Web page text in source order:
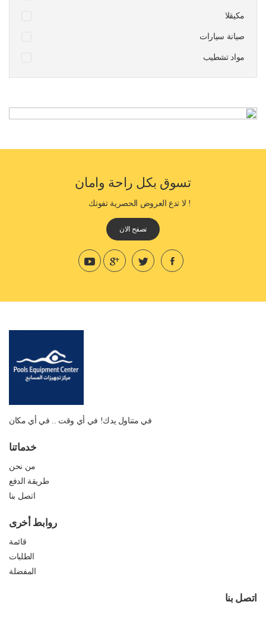
مكيقلا
صيانة سيارات
مواد تشطيب
تسوق بكل راحة وامان
! لا تدع العروض الحصرية تفوتك
تصفح الان
في متناول يدك! في أي وقت .. في أي مكان
خدماتنا
من نحن
طريقة الدفع
اتصل بنا
روابط أخرى
قائمة
الطلبات
المفضلة
اتصل بنا